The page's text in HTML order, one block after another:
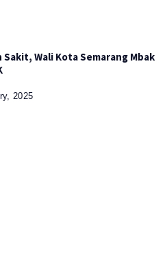
Wali Kota Semarang Mbak
2025